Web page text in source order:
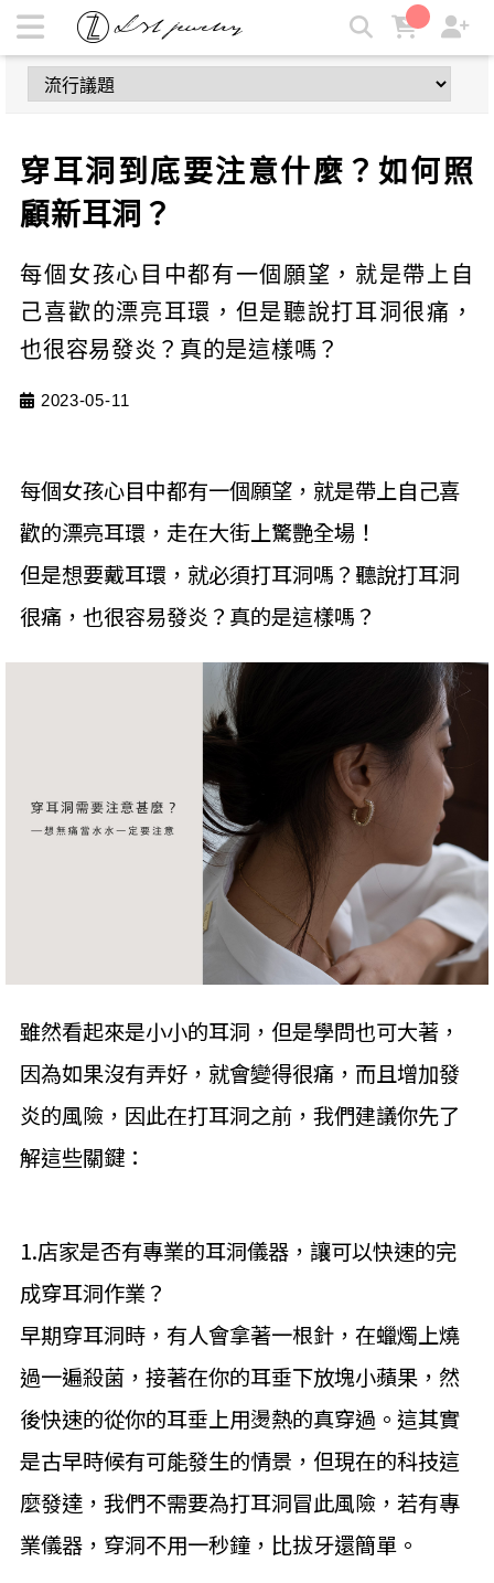
穿耳洞到底要注意什麼？如何照顧新耳洞？ | LZL Jewelry 輕珠
寶飾品
穿耳洞到底要注意什麼？如何照
顧新耳洞？
每個女孩心目中都有一個願望，就是帶上自
己喜歡的漂亮耳環，但是聽說打耳洞很痛，
也很容易發炎？真的是這樣嗎？
2023-05-11
每個女孩心目中都有一個願望，就是帶上自己喜
歡的漂亮耳環，走在大街上驚艷全場！
但是想要戴耳環，就必須打耳洞嗎？聽說打耳洞
很痛，也很容易發炎？真的是這樣嗎？
雖然看起來是小小的耳洞，但是學問也可大著，
因為如果沒有弄好，就會變得很痛，而且增加發
炎的風險，因此在打耳洞之前，我們建議你先了
解這些關鍵：
1.店家是否有專業的耳洞儀器，讓可以快速的完
成穿耳洞作業？
早期穿耳洞時，有人會拿著一根針，在蠟燭上燒
過一遍殺菌，接著在你的耳垂下放塊小蘋果，然
後快速的從你的耳垂上用燙熱的真穿過。這其實
是古早時候有可能發生的情景，但現在的科技這
麼發達，我們不需要為打耳洞冒此風險，若有專
業儀器，穿洞不用一秒鐘，比拔牙還簡單。